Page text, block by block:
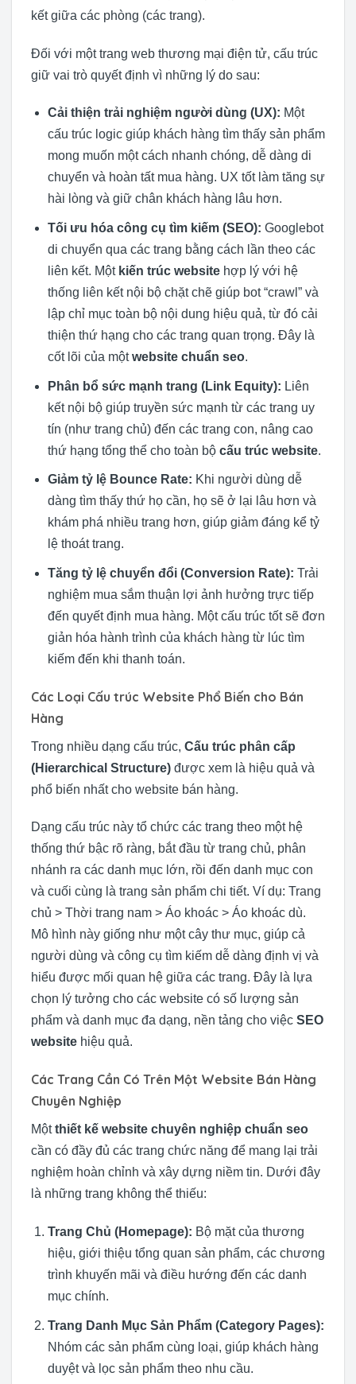
kết giữa các phòng (các trang).
Đối với một trang web thương mại điện tử, cấu trúc
giữ vai trò quyết định vì những lý do sau:
Cải thiện trải nghiệm người dùng (UX): Một
cấu trúc logic giúp khách hàng tìm thấy sản phẩm
mong muốn một cách nhanh chóng, dễ dàng di
chuyển và hoàn tất mua hàng. UX tốt làm tăng sự
hài lòng và giữ chân khách hàng lâu hơn.
Tối ưu hóa công cụ tìm kiếm (SEO): Googlebot
di chuyển qua các trang bằng cách lần theo các
liên kết. Một kiến trúc websitehợp lý với hệ
thống liên kết nội bộ chặt chẽ giúp bot “crawl” và
lập chỉ mục toàn bộ nội dung hiệu quả, từ đó cải
thiện thứ hạng cho các trang quan trọng. Đây là
cốt lõi của mộtwebsite chuẩn seo.
Phân bổ sức mạnh trang (Link Equity): Liên
kết nội bộ giúp truyền sức mạnh từ các trang uy
tín (như trang chủ) đến các trang con, nâng cao
thứ hạng tổng thể cho toàn bộ cấu trúc website.
Giảm tỷ lệ Bounce Rate: Khi người dùng dễ
dàng tìm thấy thứ họ cần, họ sẽ ở lại lâu hơn và
khám phá nhiều trang hơn, giúp giảm đáng kể tỷ
lệ thoát trang.
Tăng tỷ lệ chuyển đổi (Conversion Rate): Trải
nghiệm mua sắm thuận lợi ảnh hưởng trực tiếp
đến quyết định mua hàng. Một cấu trúc tốt sẽ đơn
giản hóa hành trình của khách hàng từ lúc tìm
kiếm đến khi thanh toán.
Các Loại Cấu trúc Website Phổ Biến cho Bán
Hàng
Trong nhiều dạng cấu trúc, Cấu trúc phân cấp
(Hierarchical Structure) được xem là hiệu quả và
phổ biến nhất cho website bán hàng.
Dạng cấu trúc này tổ chức các trang theo một hệ
thống thứ bậc rõ ràng, bắt đầu từ trang chủ, phân
nhánh ra các danh mục lớn, rồi đến danh mục con
và cuối cùng là trang sản phẩm chi tiết. Ví dụ: Trang
chủ > Thời trang nam > Áo khoác > Áo khoác dù.
Mô hình này giống như một cây thư mục, giúp cả
người dùng và công cụ tìm kiếm dễ dàng định vị và
hiểu được mối quan hệ giữa các trang. Đây là lựa
chọn lý tưởng cho các website có số lượng sản
phẩm và danh mục đa dạng, nền tảng cho việc SEO
website hiệu quả.
Các Trang Cần Có Trên Một Website Bán Hàng
Chuyên Nghiệp
Mộtthiết kế website chuyên nghiệp chuẩn seo
cần có đầy đủ các trang chức năng để mang lại trải
nghiệm hoàn chỉnh và xây dựng niềm tin. Dưới đây
là những trang không thể thiếu:
Trang Chủ (Homepage): Bộ mặt của thương
hiệu, giới thiệu tổng quan sản phẩm, các chương
trình khuyến mãi và điều hướng đến các danh
mục chính.
Trang Danh Mục Sản Phẩm (Category Pages):
Nhóm các sản phẩm cùng loại, giúp khách hàng
duyệt và lọc sản phẩm theo nhu cầu.